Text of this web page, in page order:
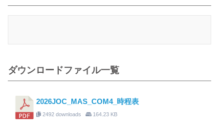
ダウンロードファイル一覧
2026JOC_MAS_COM4_時程表
2492 downloads 164.23 KB